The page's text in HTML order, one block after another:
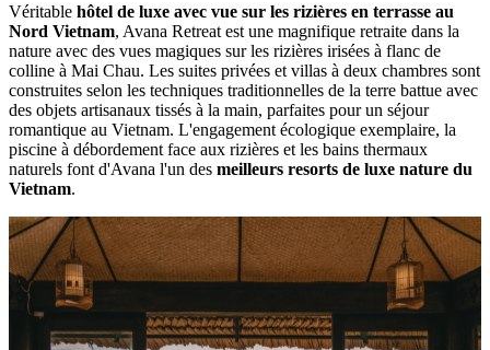
Véritable hôtel de luxe avec vue sur les rizières en terrasse au
Nord Vietnam, Avana Retreat est une magnifique retraite dans la
nature avec des vues magiques sur les rizières irisées à flanc de
colline à Mai Chau. Les suites privées et villas à deux chambres sont
construites selon les techniques traditionnelles de la terre battue avec
des objets artisanaux tissés à la main, parfaites pour un séjour
romantique au Vietnam. L'engagement écologique exemplaire, la
piscine à débordement face aux rizières et les bains thermaux
naturels font d'Avana l'un des meilleurs resorts de luxe nature du
Vietnam.